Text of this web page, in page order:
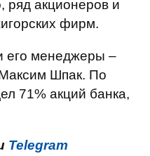
ряд акционеров и
фирм.
его менеджеры –
Шпак. По
71% акций банка,
Telegram